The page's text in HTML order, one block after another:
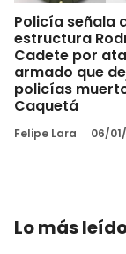
Policía señala
estructura
Cadete por
armado que
policías
Caquetá
Felipe Lara 06/
Lo más